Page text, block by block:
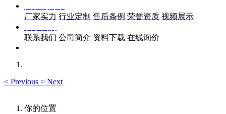
厂家实力 行业定制 售后条例 荣誉资质 视频展示
联系我们 公司简介 资料下载 在线询价
< Previous > Next
你的位置